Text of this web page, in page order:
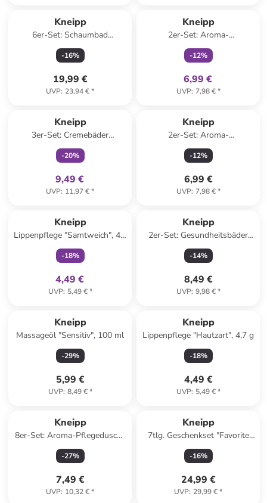
Kneipp
6er-Set: Schaumbad
"Naturkind Erkältungszeit", je
200 ml
-16%
19,99 €
UVP: 23,94 €*
Kneipp
2er-Set: Aroma-
Pflegeschaumbad
"Erkältungszeit", 400 ml
-12%
6,99 €
UVP: 7,98 €*
Kneipp
3er-Set: Cremebäder
"Winterpflege", je 400 ml
-20%
9,49 €
UVP: 11,97 €*
Kneipp
2er-Set: Aroma-
Pflegeschaumbad "Gute
Laune", 400 ml
-12%
6,99 €
UVP: 7,98 €*
Kneipp
Lippenpflege "Samtweich", 4,7
g
-18%
4,49 €
UVP: 5,49 €*
Kneipp
2er-Set: Gesundheitsbäder
"Arnika Aktiv", je 100 ml
-14%
8,49 €
UVP: 9,98 €*
Kneipp
Massageöl "Sensitiv", 100 ml
-29%
5,99 €
UVP: 8,49 €*
Kneipp
Lippenpflege "Hautzart", 4,7 g
-18%
4,49 €
UVP: 5,49 €*
Kneipp
8er-Set: Aroma-Pflegedusche
"Du bist wunderbar", je 50 ml
-27%
7,49 €
UVP: 10,32 €*
Kneipp
7tlg. Geschenkset "Favorite
Collection"
-16%
24,99 €
UVP: 29,99 €*